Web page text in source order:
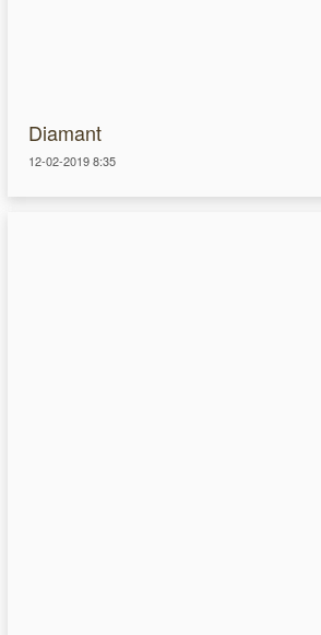
Diamant
12-02-2019 8:35